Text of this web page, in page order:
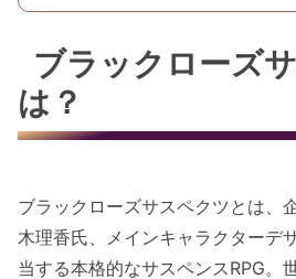
ブラックローズ
は？
ブラックローズサスペクツとは、
木理香氏、メインキャラクターデ
当する本格的なサスペンスRPG。